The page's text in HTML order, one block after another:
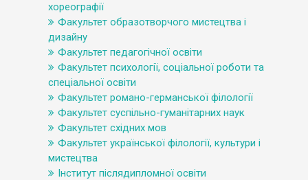
хореографії
Факультет образотворчого мистецтва і
дизайну
Факультет педагогічної освіти
Факультет психології, соціальної роботи та
спеціальної освіти
Факультет романо-германської філології
Факультет суспільно-гуманітарних наук
Факультет східних мов
Факультет української філології, культури і
мистецтва
Інститут післядипломної освіти